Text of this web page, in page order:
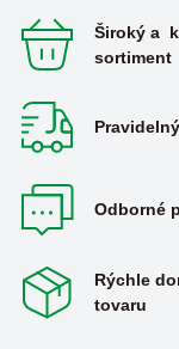
Široký a
sortiment
Odborné
Rýchle
tovaru